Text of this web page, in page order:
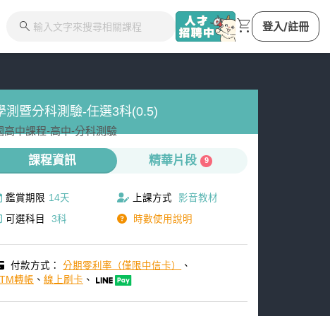
測暨分科測驗-任選3科(0.5)
高中課程-高中-分科測驗
課程資訊 精華片段 9
鑑賞期限 14天 上課方式
影音教材
可選科目
3科 時數使用說明
付款方式：分期零利率（僅限中信卡）
、
轉帳 、 線上刷卡 、
search shopping_cart 登入/註冊